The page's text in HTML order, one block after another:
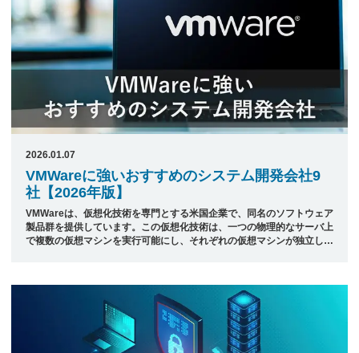
2026.01.07
VMWareに強いおすすめのシステム開発会社9
社【2026年版】
VMWareは、仮想化技術を専門とする米国企業で、同名のソフトウェア
製品群を提供しています。この仮想化技術は、一つの物理的なサーバ上
で複数の仮想マシンを実行可能にし、それぞれの仮想マシンが独立した
ューションから大規模なデータセンター向けのサーバ仮想化ソリューシ
ョンまで広範囲にわたります。たとえばVMWare Workstationや
VMWare Fusionは個人用途で広く利用され、VMWare vS ...